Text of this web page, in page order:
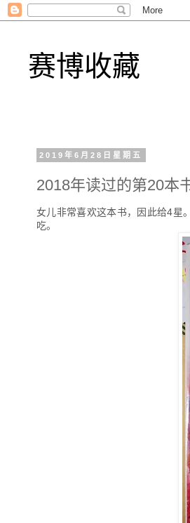
赛博收藏
2019年6月28日星期五
2018年读过的第20本
女儿非常喜欢这本书，因此给4星
吃。